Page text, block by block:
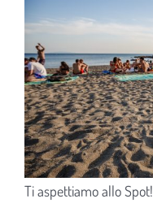
Ti aspettiamo allo Spot!